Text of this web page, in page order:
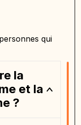
qui
la
et la
?